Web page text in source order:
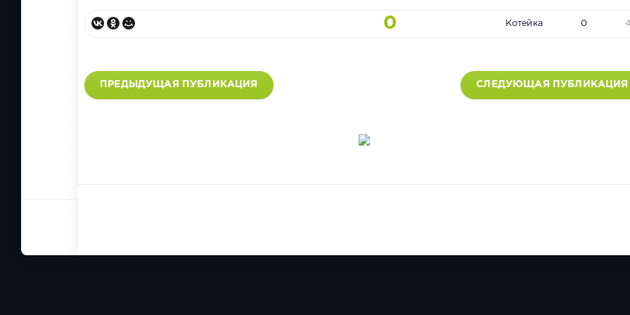
0 Котейка 0
ПРЕДЫДУЩАЯ ПУБЛИКАЦИЯ СЛЕДУЮЩАЯ ПУБЛИКАЦИЯ